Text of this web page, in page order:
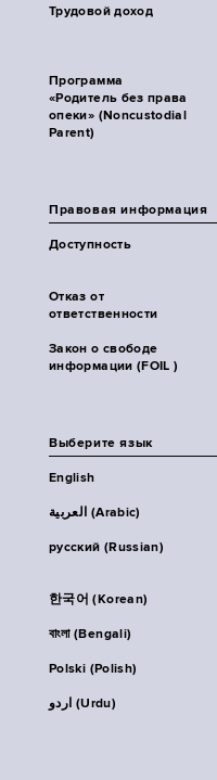
Трудовой доход
Программа
«Родитель без права
опеки» (Noncustodial
Parent)
Правовая информация
Доступность
Отказ от
ответственности
Закон о свободе
информации (FOIL )
Выберите язык
English
العربية (Arabic)
русский (Russian)
한국어 (Korean)
বাংলা (Bengali)
Polski (Polish)
اردو (Urdu)